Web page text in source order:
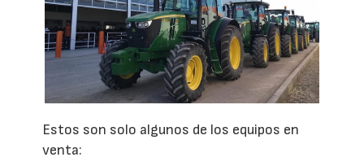
Estos son solo algunos de los equipos en
venta: